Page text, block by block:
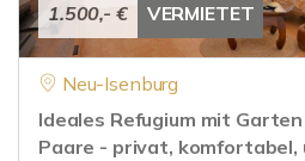
1.500,- € VERMIETET
Neu-Isenburg
Ideales Refugium mit
Paare - privat, komfortabel,